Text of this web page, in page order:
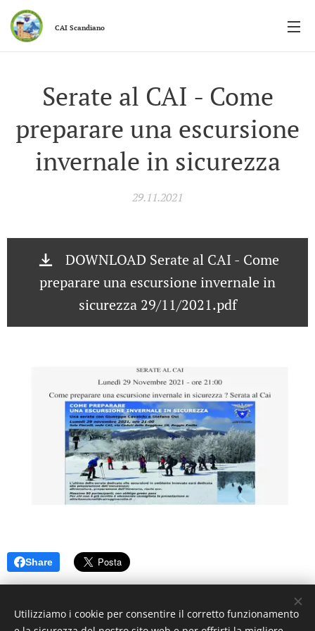
CAI Scandiano
Serate al CAI - Come
preparare una escursione
invernale in sicurezza
29.11.2021
DOWNLOAD Serate al CAI - Come
preparare una escursione invernale in
sicurezza 29/11/2021.pdf
Share
Utilizziamo i cookie per consentire il corretto funzionamento